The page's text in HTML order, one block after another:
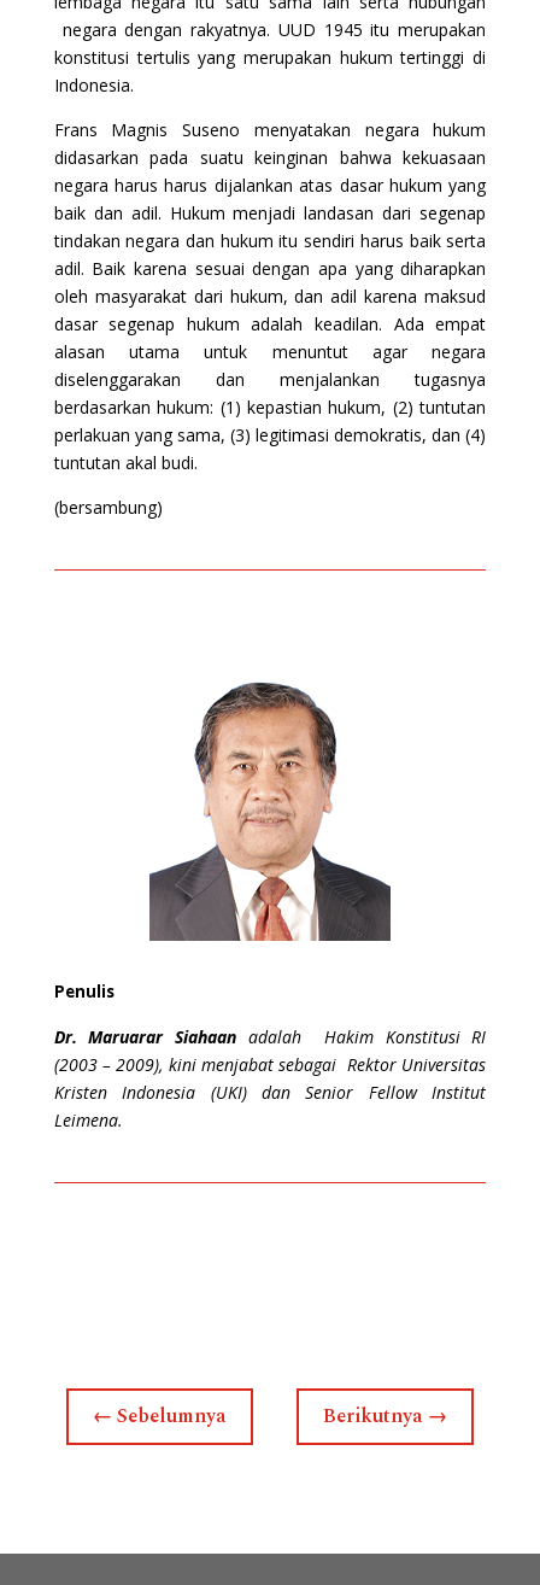
negara dengan rakyatnya. UUD 1945 itu merupakan
konstitusi tertulis yang merupakan hukum tertinggi di
Indonesia.
Frans Magnis Suseno menyatakan negara hukum
didasarkan pada suatu keinginan bahwa kekuasaan
negara harus harus dijalankan atas dasar hukum yang
baik dan adil. Hukum menjadi landasan dari segenap
tindakan negara dan hukum itu sendiri harus baik serta
adil. Baik karena sesuai dengan apa yang diharapkan
oleh masyarakat dari hukum, dan adil karena maksud
dasar segenap hukum adalah keadilan. Ada empat
alasan utama untuk menuntut agar negara
diselenggarakan dan menjalankan tugasnya
berdasarkan hukum: (1) kepastian hukum, (2) tuntutan
perlakuan yang sama, (3) legitimasi demokratis, dan (4)
tuntutan akal budi.
(bersambung)
Penulis
Dr. Maruarar Siahaan adalah Hakim Konstitusi RI
(2003 – 2009), kini menjabat sebagai Rektor Universitas
Kristen Indonesia (UKI) dan Senior Fellow Institut
Leimena.
← Sebelumnya Berikutnya →